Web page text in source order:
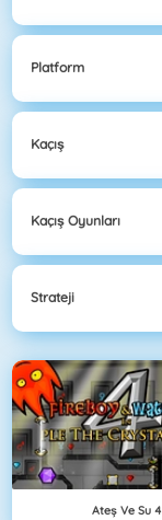
Platform
Kaçış
Kaçış Oyunları
Strateji
Ateş Ve Su 4